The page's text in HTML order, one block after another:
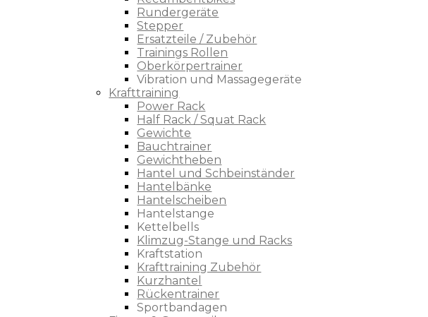
Rundergeräte
Stepper
Ersatzteile / Zubehör
Trainings Rollen
Oberkörpertrainer
Vibration und Massagegeräte
Krafttraining
Power Rack
Half Rack / Squat Rack
Gewichte
Bauchtrainer
Gewichtheben
Hantel und Schbeinständer
Hantelbänke
Hantelscheiben
Hantelstange
Kettelbells
Klimzug-Stange und Racks
Kraftstation
Krafttraining Zubehör
Kurzhantel
Rückentrainer
Sportbandagen